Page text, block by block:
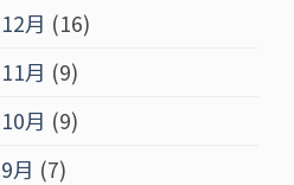
月 (16)
月 (9)
月 (9)
月 (7)